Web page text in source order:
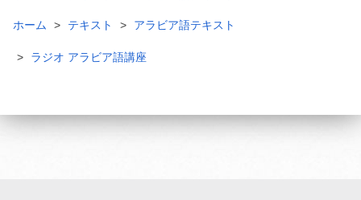
ホーム テキスト アラビア語テキスト
ラジオ アラビア語講座